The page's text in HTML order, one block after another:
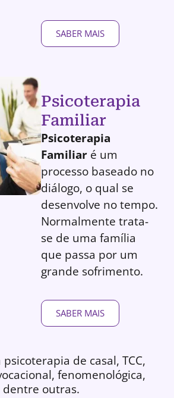
SABER MAIS
Psicoterapia
Familiar
Psicoterapia
Familiar é um
processo baseado no
diálogo, o qual se
desenvolve no tempo.
Normalmente trata-
se de uma família
que passa por um
grande sofrimento.
SABER MAIS
de casal, TCC,
fenomenológica,
dentre outras.